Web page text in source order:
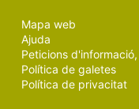
Mapa web
Ajuda
Peticions
Política de galetes
Política de privacitat